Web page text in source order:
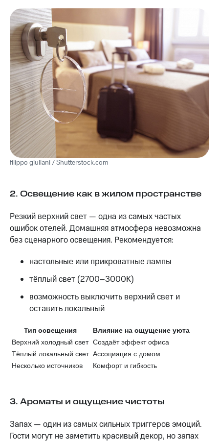
filippo giuliani / Shutterstock.com
2. Освещение как в жилом пространстве
Резкий верхний свет — одна из самых частых
ошибок отелей. Домашняя атмосфера невозможна
без сценарного освещения. Рекомендуется:
настольные или прикроватные лампы
тёплый свет (2700–3000К)
возможность выключить верхний свет и
оставить локальный
Тип освещения
Влияние на ощущение уюта
Верхний холодный свет Создаёт эффект офиса
Тёплый локальный свет Ассоциация с домом
Несколько источников
Комфорт и гибкость
3. Ароматы и ощущение чистоты
Запах — один из самых сильных триггеров эмоций.
Гости могут не заметить красивый декор, но запах